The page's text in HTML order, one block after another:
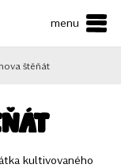
menu
štěňát
kultivovaného